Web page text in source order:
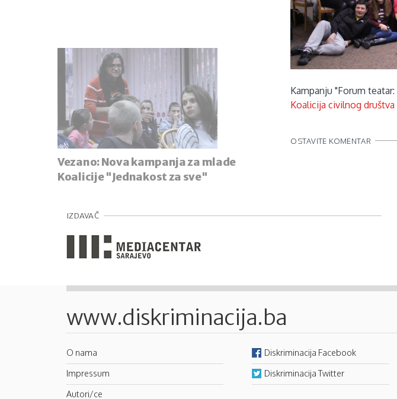
Vezano:Nova kampanja za mlade
Koalicije "Jednakost za sve"
Kampanju "Forum
Koalicija civilnog
OSTAVITE KOMENTAR
IZDAVAČ
www.diskriminacija.ba
O nama
Impressum
Autori/ce
Diskriminacija Facebook
Diskriminacija Twitter